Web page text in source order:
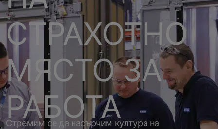
СТРАХОТНО
МЯСТО ЗА
РАБОТА
Стремим се да насърчим култура на